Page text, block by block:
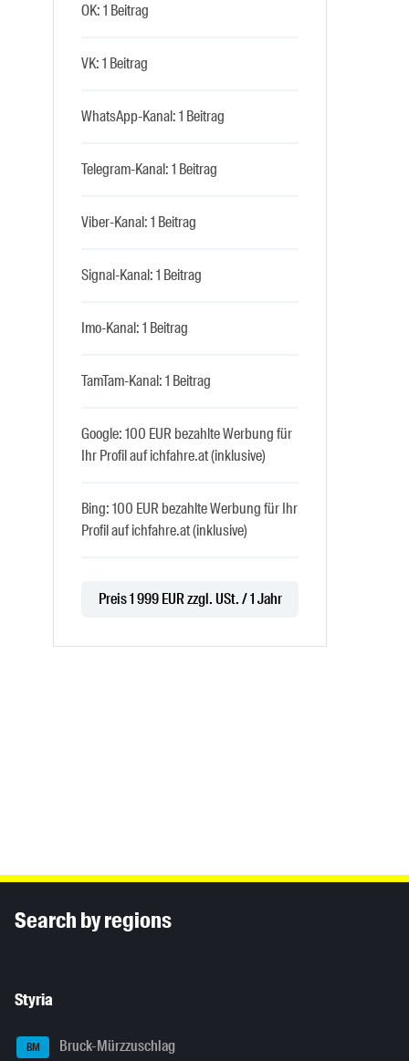
OK: 1 Beitrag
VK: 1 Beitrag
WhatsApp-Kanal: 1 Beitrag
Telegram-Kanal: 1 Beitrag
Viber-Kanal: 1 Beitrag
Signal-Kanal: 1 Beitrag
Imo-Kanal: 1 Beitrag
TamTam-Kanal: 1 Beitrag
Google: 100 EUR bezahlte Werbung für
Ihr Profil auf ichfahre.at (inklusive)
Bing: 100 EUR bezahlte Werbung für Ihr
Profil auf ichfahre.at (inklusive)
Preis 1 999 EUR zzgl. USt. / 1 Jahr
Search by regions
Styria
BM Bruck-Mürzzuschlag